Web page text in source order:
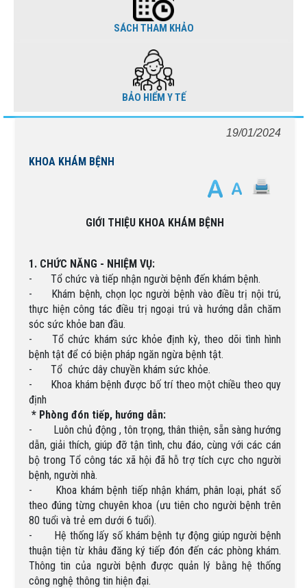
SÁCH THAM KHẢO
BẢO HIỂM Y TẾ
19/01/2024
KHOA KHÁM BỆNH
GIỚI THIỆU KHOA KHÁM BỆNH
1. CHỨC NĂNG - NHIỆM VỤ:
-
Tổ chức và tiếp nhận người bệnh đến khám bệnh.
-
Khám bệnh, chọn lọc người bệnh vào điều trị nội trú,
thực hiện công tác điều trị ngoại trú và hướng dẫn chăm
sóc sức khỏe ban đầu.
-
Tổ chức khám sức khỏe định kỳ, theo dõi tình hình
bệnh tật để có biện pháp ngăn ngừa bệnh tật.
-
Tổ chức dây chuyền khám sức khỏe.
-
Khoa khám bệnh được bố trí theo một chiều theo quy
định
* Phòng đón tiếp, hướng dẫn:
-
Luôn chủ động , tôn trọng, thân thiện, sẵn sàng hướng
dẫn, giải thích, giúp đỡ tận tình, chu đáo, cùng với các cán
bộ trong Tổ công tác xã hội đã hỗ trợ tích cực cho người
bệnh, người nhà.
-
Khoa khám bệnh tiếp nhận khám, phân loại, phát số
theo đúng từng chuyên khoa (ưu tiên cho người bệnh trên
80 tuổi và trẻ em dưới 6 tuổi).
-
Hệ thống lấy số khám bệnh tự động giúp người bệnh
thuận tiện từ khâu đăng ký tiếp đón đến các phòng khám.
Thông tin của người bệnh được quản lý bằng hệ thống
công nghệ thông tin hiện đại.